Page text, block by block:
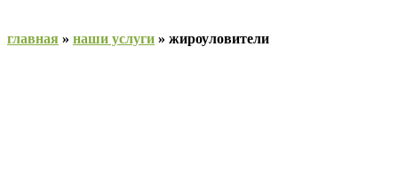
главная » наши услуги » жироуловители